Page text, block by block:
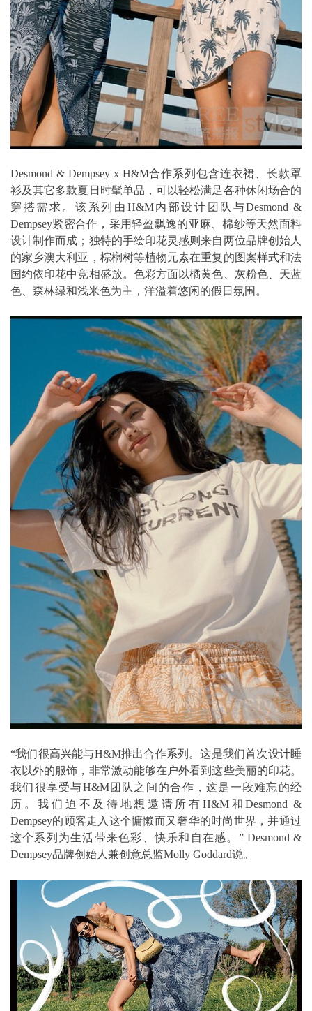
Desmond & Dempsey x H&M合作系列包含连衣裙、长款罩
衫及其它多款夏日时髦单品，可以轻松满足各种休闲场合的
穿搭需求。该系列由H&M内部设计团队与Desmond &
Dempsey紧密合作，采用轻盈飘逸的亚麻、棉纱等天然面料
设计制作而成；独特的手绘印花灵感则来自两位品牌创始人
的家乡澳大利亚，棕榈树等植物元素在重复的图案样式和法
国约依印花中竞相盛放。色彩方面以橘黄色、灰粉色、天蓝
色、森林绿和浅米色为主，洋溢着悠闲的假日氛围。
“我们很高兴能与H&M推出合作系列。这是我们首次设计睡
衣以外的服饰，非常激动能够在户外看到这些美丽的印花。
我们很享受与H&M团队之间的合作，这是一段难忘的经
历。我们迫不及待地想邀请所有H&M和Desmond &
Dempsey的顾客走入这个慵懒而又奢华的时尚世界，并通过
这个系列为生活带来色彩、快乐和自在感。” Desmond &
Dempsey品牌创始人兼创意总监Molly Goddard说。